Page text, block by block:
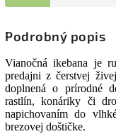
Podrobný popis
Vianočná ikebana je
predajni z čerstvej
doplnená o prírodné
rastlín, konáriky či
napichovaním do
brezovej doštičke.